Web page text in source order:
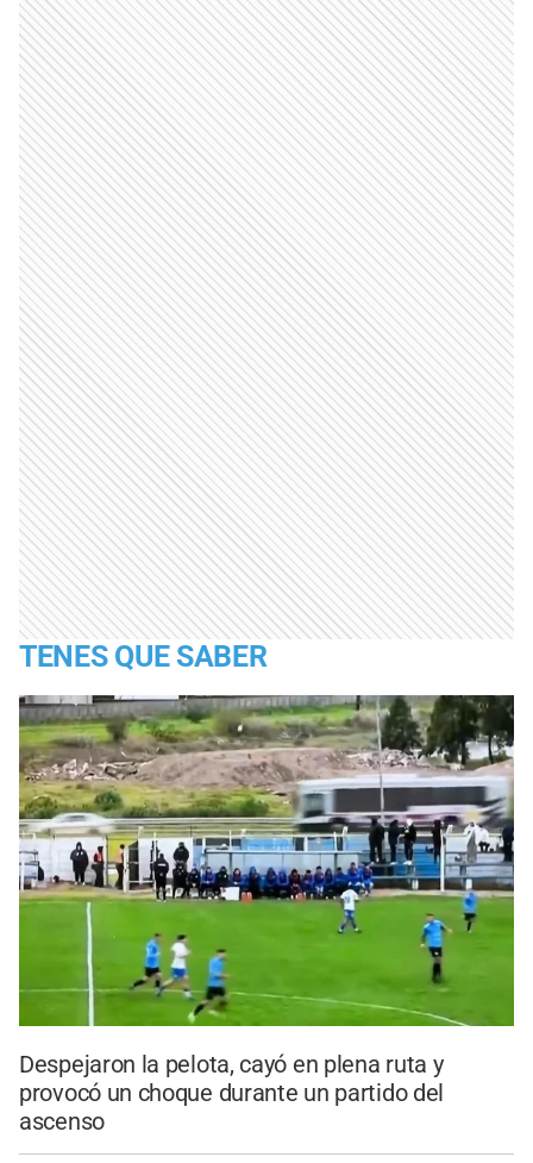
TENES QUE SABER
Despejaron la pelota, cayó en plena ruta y
provocó un choque durante un partido del
ascenso